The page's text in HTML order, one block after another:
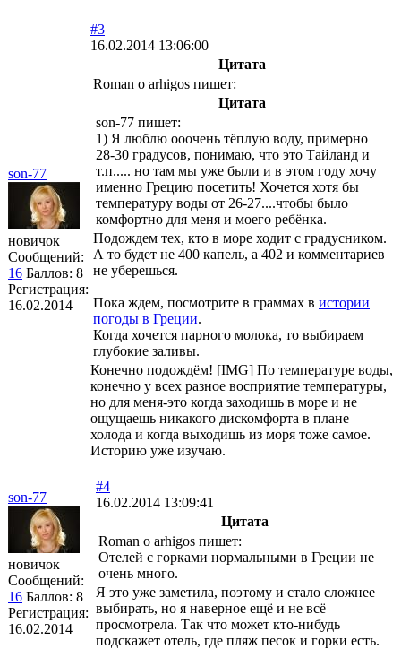
son-77
новичок
Сообщений:
16 Баллов: 8
Регистрация:
16.02.2014
#3
16.02.2014 13:06:00
Цитата
Roman o arhigos пишет:
Цитата
son-77 пишет:
1) Я люблю ооочень тёплую воду, примерно
28-30 градусов, понимаю, что это Тайланд и
т.п..... но там мы уже были и в этом году хочу
именно Грецию посетить! Хочется хотя бы
температуру воды от 26-27....чтобы было
комфортно для меня и моего ребёнка.
Подождем тех, кто в море ходит с градусником.
А то будет не 400 капель, а 402 и комментариев
не уберешься.
Пока ждем, посмотрите в граммах в истории
погоды в Греции.
Когда хочется парного молока, то выбираем
глубокие заливы.
Конечно подождём! [IMG] По температуре воды,
конечно у всех разное восприятие температуры,
но для меня-это когда заходишь в море и не
ощущаешь никакого дискомфорта в плане
холода и когда выходишь из моря тоже самое.
Историю уже изучаю.
son-77
новичок
Сообщений:
16 Баллов: 8
Регистрация:
16.02.2014
#4
16.02.2014 13:09:41
Цитата
Roman o arhigos пишет:
Отелей с горками нормальными в Греции не
очень много.
Я это уже заметила, поэтому и стало сложнее
выбирать, но я наверное ещё и не всё
просмотрела. Так что может кто-нибудь
подскажет отель, где пляж песок и горки есть.